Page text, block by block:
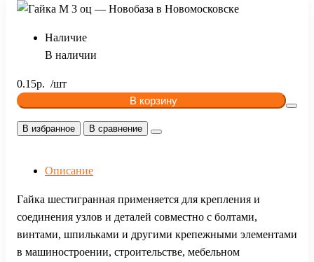
Наличие
В наличии
0.15р.
В корзину
В избранное В сравнение
Описание
Гайка шестигранная применяется для крепления и
соединения узлов и деталей совместно с болтами,
винтами, шпильками и другими крепежными элементами
в машиностроении, строительстве, мебельном